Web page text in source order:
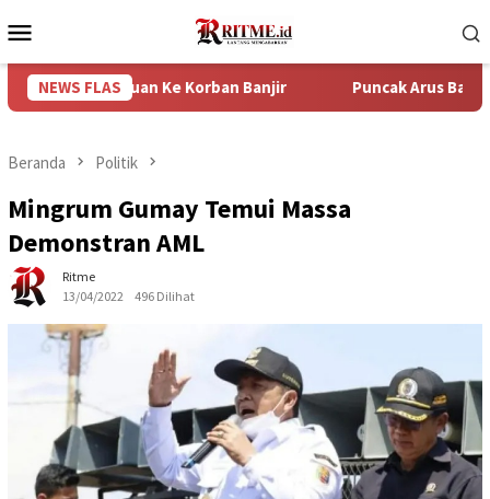
ke
Mobile
NEWS FLAS
Ke Korban Banjir Puncak Arus Balik Lebaran
Beranda Politik
Mingrum Gumay Temui Massa
Demonstran AML
Ritme
13/04/2022
496 Dilihat